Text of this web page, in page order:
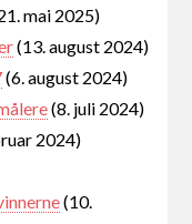
mai 2025)
(13. august 2024)
(6. august 2024)
(8. juli 2024)
2024)
(10.